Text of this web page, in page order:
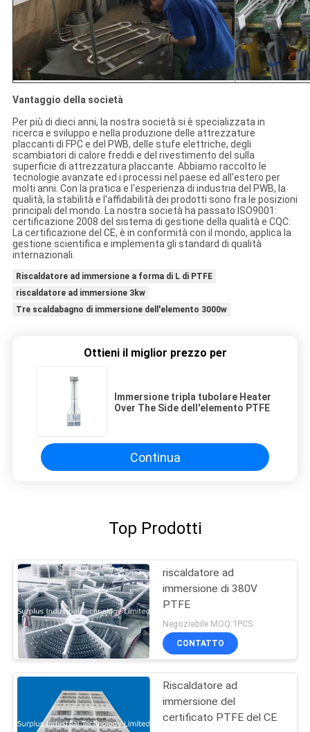
Vantaggio della società
Per più di dieci anni, la nostra società si è specializzata in
ricerca e sviluppo e nella produzione delle attrezzature
placcanti di FPC e del PWB, delle stufe elettriche, degli
scambiatori di calore freddi e del rivestimento del sulla
superficie di attrezzatura placcante. Abbiamo raccolto le
tecnologie avanzate ed i processi nel paese ed all'estero per
molti anni. Con la pratica e l'esperienza di industria del PWB, la
qualità, la stabilità e l'affidabilità dei prodotti sono fra le posizioni
principali del mondo. La nostra società ha passato ISO9001:
certificazione 2008 del sistema di gestione della qualità e CQC:
La certificazione del CE, è in conformità con il mondo, applica la
gestione scientifica e implementa gli standard di qualità
internazionali.
Riscaldatore ad immersione a forma di L di PTFE
riscaldatore ad immersione 3kw
Tre scaldabagno di immersione dell'elemento 3000w
Ottieni il miglior prezzo per
Immersione tripla tubolare Heater
Over The Side dell'elemento PTFE
Continua
Top Prodotti
riscaldatore ad
immersione di 380V
PTFE
Negoziabile MOQ:1PCS
CONTATTO
Riscaldatore ad
immersione del
certificato PTFE del CE